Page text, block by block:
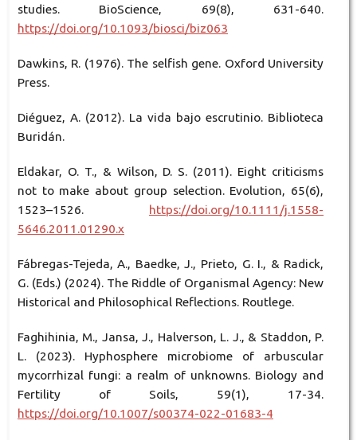
studies. BioScience, 69(8), 631-640.
https://doi.org/10.1093/biosci/biz063
Dawkins, R. (1976). The selfish gene. Oxford University
Press.
Diéguez, A. (2012). La vida bajo escrutinio. Biblioteca
Buridán.
Eldakar, O. T., & Wilson, D. S. (2011). Eight criticisms
not to make about group selection. Evolution, 65(6),
1523–1526. https://doi.org/10.1111/j.1558-
5646.2011.01290.x
Fábregas-Tejeda, A., Baedke, J., Prieto, G. I., & Radick,
G. (Eds.) (2024). The Riddle of Organismal Agency: New
Historical and Philosophical Reflections. Routlege.
Faghihinia, M., Jansa, J., Halverson, L. J., & Staddon, P.
L. (2023). Hyphosphere microbiome of arbuscular
mycorrhizal fungi: a realm of unknowns. Biology and
Fertility of Soils, 59(1), 17-34.
https://doi.org/10.1007/s00374-022-01683-4